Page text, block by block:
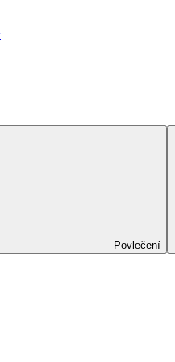
Koupelna